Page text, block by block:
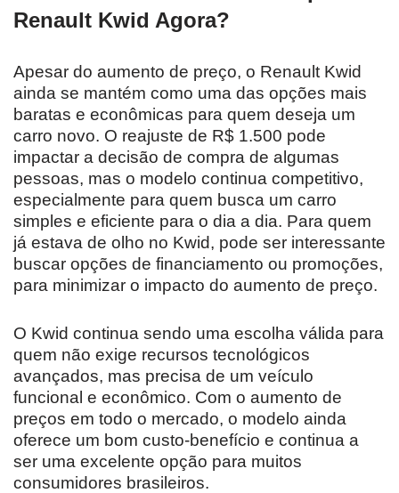
Renault Kwid Agora?
Apesar do aumento de preço, o Renault Kwid
ainda se mantém como uma das opções mais
baratas e econômicas para quem deseja um
carro novo. O reajuste de R$ 1.500 pode
impactar a decisão de compra de algumas
pessoas, mas o modelo continua competitivo,
especialmente para quem busca um carro
simples e eficiente para o dia a dia. Para quem
já estava de olho no Kwid, pode ser interessante
buscar opções de financiamento ou promoções,
para minimizar o impacto do aumento de preço.
O Kwid continua sendo uma escolha válida para
quem não exige recursos tecnológicos
avançados, mas precisa de um veículo
funcional e econômico. Com o aumento de
preços em todo o mercado, o modelo ainda
oferece um bom custo-benefício e continua a
ser uma excelente opção para muitos
consumidores brasileiros.